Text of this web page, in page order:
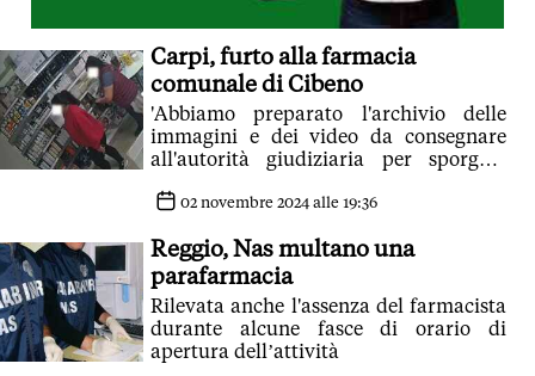
Carpi, furto alla farmacia
comunale di Cibeno
'Abbiamo preparato l'archivio delle
immagini e dei video da consegnare
all'autorità giudiziaria per sporgere
02 novembre 2024 alle 19:36
Reggio, Nas multano una
parafarmacia
Rilevata anche l'assenza del farmacista
durante alcune fasce di orario di
apertura dell’attività